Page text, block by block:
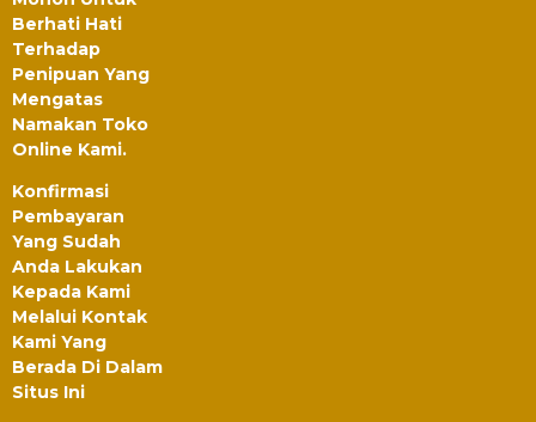
Berhati Hati
Terhadap
Penipuan Yang
Mengatas
Namakan Toko
Online Kami.
Konfirmasi
Pembayaran
Yang Sudah
Anda Lakukan
Kepada Kami
Melalui Kontak
Kami Yang
Berada Di Dalam
Situs Ini